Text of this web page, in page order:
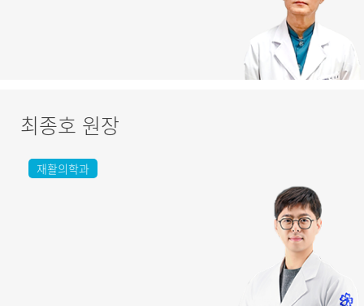
최종호 원장
재활의학과